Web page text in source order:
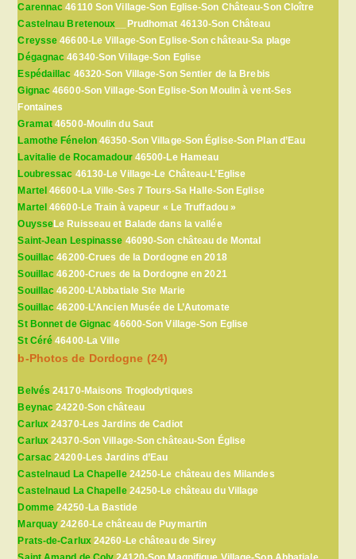
Carennac 46110 Son Village-Son Eglise-Son Château-Son Cloître
Castelnau Bretenoux __Prudhomat 46130-Son Château
Creysse 46600-Le Village-Son Eglise-Son château-Sa plage
Dégagnac 46340-Son Village-Son Eglise
Espédaillac 46320-Son Village-Son Sentier de la Brebis
Gignac 46600-Son Village-Son Eglise-Son Moulin à vent-Ses
Fontaines
Gramat 46500-Moulin du Saut
Lamothe Fénelon46350-Son Village-Son Église-Son Plan d’Eau
Lavitalie de Rocamadour46500-Le Hameau
Loubressac 46130-Le Village-Le Château-L’Eglise
Martel 46600-La Ville-Ses 7 Tours-Sa Halle-Son Eglise
Martel 46600-Le Train à vapeur « Le Truffadou »
OuysseLe Ruisseau et Balade dans la vallée
Saint-Jean Lespinasse 46090-Son château de Montal
Souillac 46200-Crues de la Dordogne en 2018
Souillac 46200-Crues de la Dordogne en 2021
Souillac 46200-L’Abbatiale Ste Marie
Souillac 46200-L’Ancien Musée de L’Automate
St Bonnet de Gignac 46600-Son Village-Son Eglise
St Céré 46400-La Ville
b-Photos de Dordogne (24)
Belvés 24170-Maisons Troglodytiques
Beynac 24220-Son château
Carlux 24370-Les Jardins de Cadiot
Carlux 24370-Son Village-Son château-Son Église
Carsac 24200-Les Jardins d’Eau
Castelnaud La Chapelle24250-Le château des Milandes
Castelnaud La Chapelle24250-Le château du Village
Domme24250-La Bastide
Marquay 24260-Le château de Puymartin
Prats-de-Carlux24260-Le château de Sirey